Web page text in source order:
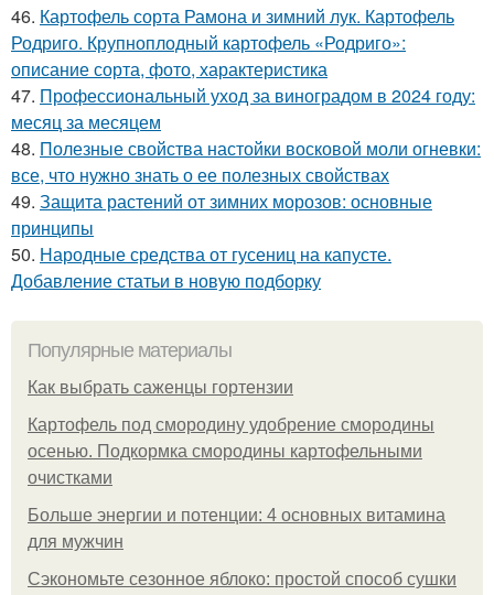
46. Картофель сорта Рамона и зимний лук. Картофель
Родриго. Крупноплодный картофель «Родриго»:
описание сорта, фото, характеристика
47. Профессиональный уход за виноградом в 2024 году:
месяц за месяцем
48. Полезные свойства настойки восковой моли огневки:
все, что нужно знать о ее полезных свойствах
49. Защита растений от зимних морозов: основные
принципы
50. Народные средства от гусениц на капусте.
Добавление статьи в новую подборку
Популярные материалы
Как выбрать саженцы гортензии
Картофель под смородину удобрение смородины
осенью. Подкормка смородины картофельными
очистками
Больше энергии и потенции: 4 основных витамина
для мужчин
Сэкономьте сезонное яблоко: простой способ сушки